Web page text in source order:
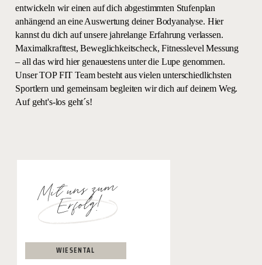
Mit uns zum
Erfolg!
entwickeln wir einen auf dich abgestimmten Stufenplan
anhängend an eine Auswertung deiner Bodyanalyse. Hier
kannst du dich auf unsere jahrelange Erfahrung verlassen.
Maximalkrafttest, Beweglichkeitscheck, Fitnesslevel Messung
– all das wird hier genauestens unter die Lupe genommen.
Unser TOP FIT Team besteht aus vielen unterschiedlichsten
Sportlern und gemeinsam begleiten wir dich auf deinem Weg.
Auf geht's-los geht´s!
WIESENTAL